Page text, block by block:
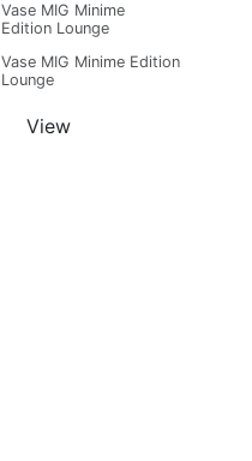
Vase MIG Minime
Edition Lounge
Vase MIG Minime Edition
Lounge
View